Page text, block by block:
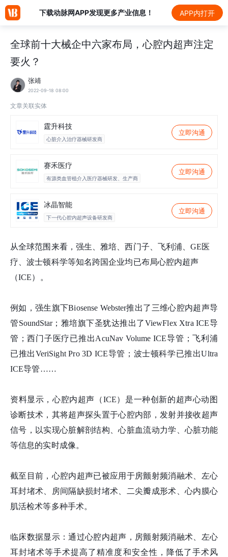
下载动脉网APP发现更多产业信息！ APP内打开
全球前十大械企中六家布局，心腔内超声注定
要火？
张靖
2022-09-18 08:00
文章关联实体
霆升科技
心脏介入治疗器械研发商
立即沟通
赛禾医疗
有源类血管植介入医疗器械研发、生产商
立即沟通
冰晶智能
下一代心腔内超声设备研发商
立即沟通
从全球范围来看，强生、雅培、西门子、飞利浦、GE医
疗、波士顿科学等知名跨国企业均已布局心腔内超声
（ICE）。
例如，强生旗下Biosense Webster推出了三维心腔内超声导
管SoundStar；雅培旗下圣犹达推出了ViewFlex Xtra ICE导
管；西门子医疗已推出AcuNav Volume ICE导管；飞利浦
已推出VeriSight Pro 3D ICE导管；波士顿科学已推出Ultra
ICE导管……
资料显示，心腔内超声（ICE）是一种创新的超声心动图
诊断技术，其将超声探头置于心腔内部，发射并接收超声
信号，以实现心脏解剖结构、心脏血流动力学、心脏功能
等信息的实时成像。
截至目前，心腔内超声已被应用于房颤射频消融术、左心
耳封堵术、房间隔缺损封堵术、二尖瓣成形术、心内膜心
肌活检术等多种手术。
临床数据显示：通过心腔内超声，房颤射频消融术、左心
耳封堵术等手术提高了精准度和安全性，降低了手术风